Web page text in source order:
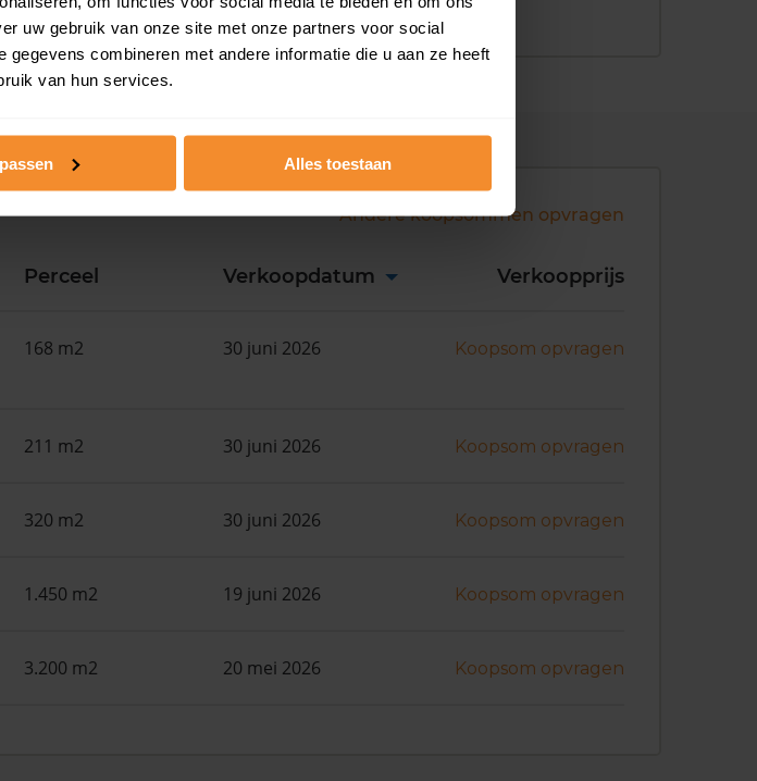
uw gebruik van onze site met onze partners voor social
combineren met andere informatie die u aan ze heeft
van hun services.
Alles toestaan
Andere koopsommen opvragen
Perceel Verkoopdatum Verkoopprijs
168 m2 30 juni 2026 Koopsom opvragen
211 m2 30 juni 2026 Koopsom opvragen
320 m2 30 juni 2026 Koopsom opvragen
1.450 m2 19 juni 2026 Koopsom opvragen
3.200 m2 20 mei 2026 Koopsom opvragen